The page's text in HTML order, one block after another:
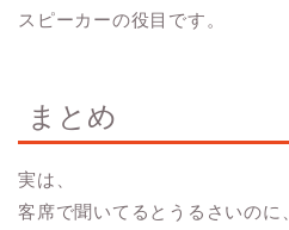
スピーカーの役目です。
まとめ
実は、
客席で聞いてるとうるさいのに、